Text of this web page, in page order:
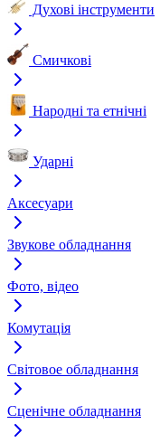
Духові інструменти
Смичкові
Народні та етнічні
Ударні
Аксесуари
Звукове обладнання
Фото, відео
Комутація
Світовое обладнання
Сценічне обладнання